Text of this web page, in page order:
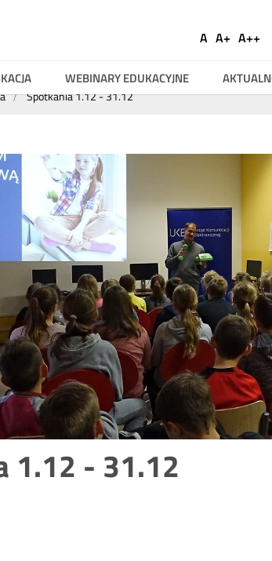
A A+ A++
WEBINARY EDUKACYJNE
Spotkania 1.12 - 31.12
1.12 - 31.12